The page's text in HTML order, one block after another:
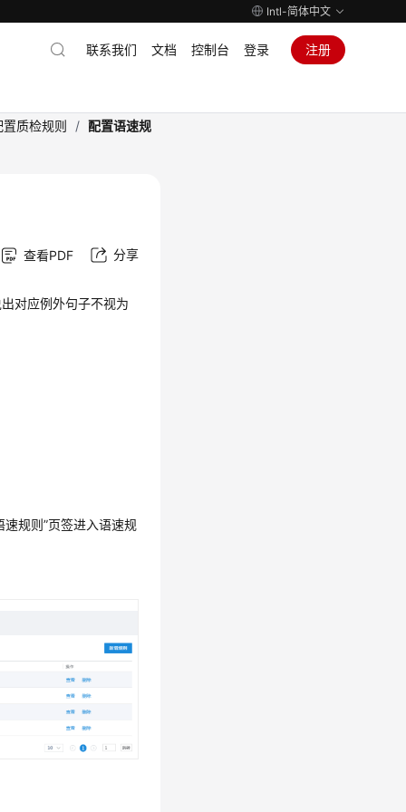
Intl-简体中文
联系我们 文档 控制台 登录 注册
置质检规则 / 配置语速规
查看PDF 分享
对应例外句子不视为
速规则”页签进入语速规